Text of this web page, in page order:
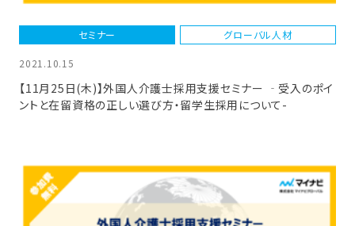
セミナー グローバル人材
2021.10.15
【11月25日(木)】外国人介護士採用支援セミナー ‐受入のポイ
ントと在留資格の正しい選び方・留学生採用について-